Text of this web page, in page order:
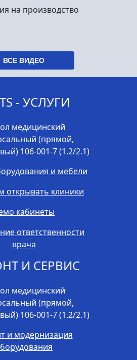
на производство
ВСЕ ВИДЕО
- УСЛУГИ
и мебели
открывать клиники
кабинеты
ответственности
врача
И СЕРВИС
и модернизация